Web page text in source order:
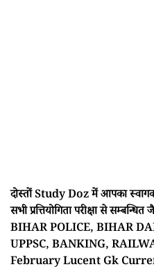
दोस्तों Study Doz में आपका
सभी प्रत्तियोगिता परीक्षा से
BIHAR POLICE, BIHAR
UPPSC, BANKING, RAILWAY
February Lucent Gk